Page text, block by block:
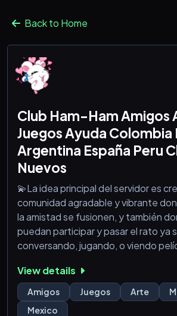
Back to Home
Club Ham-Ham Amigos
Juegos Ayuda
Argentina España Peru
Nuevos
💫La idea principal del servidor es
comunidad agradable y vibrante
la amistad se fusionen, y también
puedan participar y pasar el rato ya
conversando, jugando, o viendo
preocupaciones y brindarnos apoyo.
perfecto para aquellos que deseen
construir vínculos saludables💫
View details
Amigos Juegos Arte
Mexico